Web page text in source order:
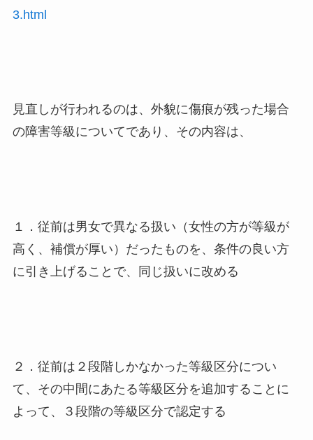
3.html
見直しが行われるのは、外貌に傷痕が残った場合
の障害等級についてであり、その内容は、
１．従前は男女で異なる扱い（女性の方が等級が
高く、補償が厚い）だったものを、条件の良い方
に引き上げることで、同じ扱いに改める
２．従前は２段階しかなかった等級区分につい
て、その中間にあたる等級区分を追加することに
よって、３段階の等級区分で認定する